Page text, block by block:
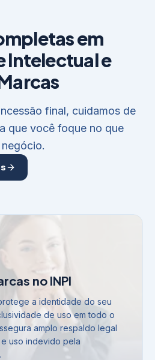
em
Intelectual e
final, cuidamos de
que você foque no que
no INPI
a identidade do seu
de uso em todo o
amplo respaldo legal
uso indevido pela